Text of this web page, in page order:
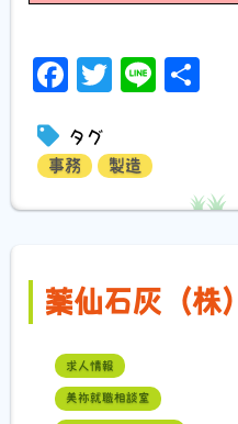
Facebook
Twitter
Line
タグ
事務 製造
薬仙石灰（株）
求人情報
美祢就職相談室